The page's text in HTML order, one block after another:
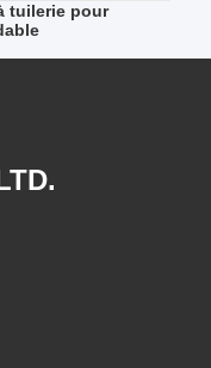
tuilerie pour